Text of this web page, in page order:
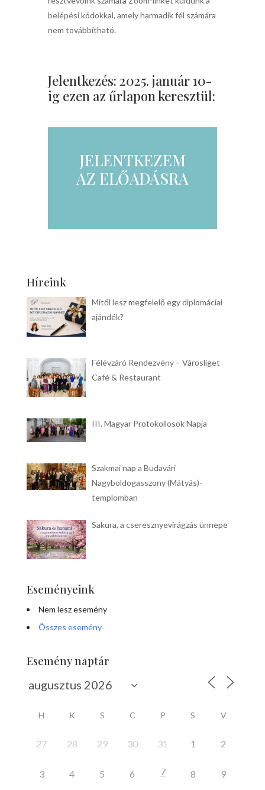
belépési kódokkal, amely harmadik fél számára
nem továbbítható.
Jelentkezés: 2025. január 10-
ig ezen az űrlapon keresztül:
JELENTKEZEM
AZ ELŐADÁSRA
Híreink
Mitől lesz megfelelő egy diplomáciai
ajándék?
Félévzáró Rendezvény – Városliget
Café & Restaurant
III. Magyar Protokollosok Napja
Szakmai nap a Budavári
Nagyboldogasszony (Mátyás)-
templomban
Sakura, a cseresznyevirágzás ünnepe
Eseményeink
Nem lesz esemény
Összes esemény
Esemény naptár
H K S C P S V
27 28 29 30 31 1 2
3 4 5 6 7 8 9